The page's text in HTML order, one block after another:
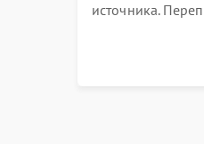
источника.
компонентов на